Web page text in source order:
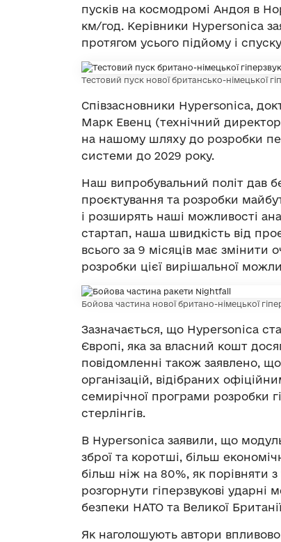
пусків на космодромі Андоя в
км/год. Керівники Hypersonica
протягом усього підйому і
Тестовий пуск нової британсько-німецької
Співзасновники Hypersonica,
Марк Евенц (технічний
на нашому шляху до розробки
системи до 2029 року.
Наш випробувальний політ дав
проєктування та розробки
і розширять наші можливості
стартап, наша швидкість від
всього за 9 місяців має змінити
розробки цієї вирішальної
Бойова частина нової британо-німецької
Зазначається, що Hypersonica
Європі, яка за власний кошт
повідомленні також заявлено,
організацій, відібраних
семирічної програми розробки
стерлінгів.
В Hypersonica заявили, що
зброї та коротші, більш
більш ніж на 80%, як порівняти
розгорнути гіперзвукові
безпеки НАТО та Великої
Як наголошують автори